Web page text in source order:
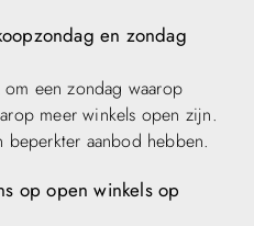
en zondag
een zondag waarop
meer winkels open zijn.
beperkter aanbod hebben.
op open winkels op